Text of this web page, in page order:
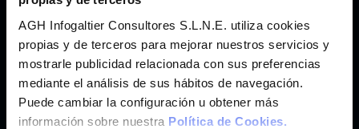
AGH Infogaltier Consultores S.L.N.E. utiliza cookies
propias y de terceros para mejorar nuestros servicios y
mostrarle publicidad relacionada con sus preferencias
mediante el análisis de sus hábitos de navegación.
Puede cambiar la configuración u obtener más
información sobre nuestra Política de Cookies.
Hosting Wordpress y más de 200 App.SaaS
Panel de ControlcPanel®
Weebly®
Posicionamiento SEO conMarketgoo ®